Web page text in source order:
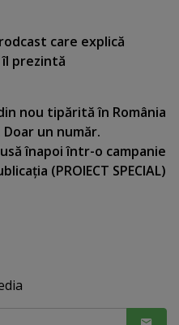
care explică
prezintă
nou tipărită în România
un număr.
înapoi într-o campanie
(PROIECT SPECIAL)